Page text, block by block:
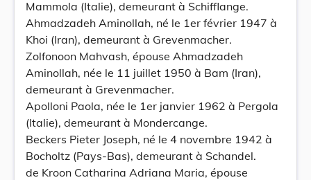
Mammola (Italie), demeurant à Schifflange.
Ahmadzadeh Aminollah, né le 1er février 1947 à
Khoi (Iran), demeurant à Grevenmacher.
Zolfonoon Mahvash, épouse Ahmadzadeh
Aminollah, née le 11 juillet 1950 à Bam (Iran),
demeurant à Grevenmacher.
Apolloni Paola, née le 1er janvier 1962 à Pergola
(Italie), demeurant à Mondercange.
Beckers Pieter Joseph, né le 4 novembre 1942 à
Bocholtz (Pays-Bas), demeurant à Schandel.
de Kroon Catharina Adriana Maria, épouse